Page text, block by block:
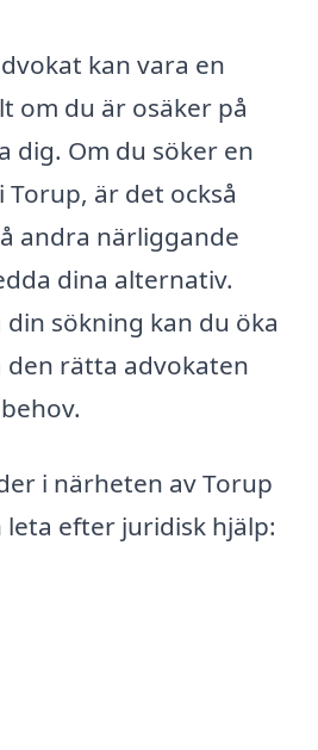
kan vara en
om du är osäker på
dig. Om du söker en
är det också
andra närliggande
dina alternativ.
sökning kan du öka
rätta advokaten
i närheten av Torup
leta efter juridisk hjälp: